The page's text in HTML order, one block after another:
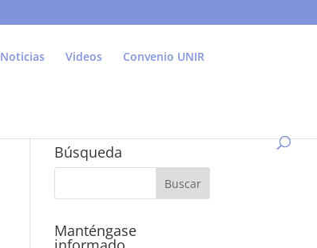
Noticias Videos Convenio UNIR
Búsqueda
Manténgase